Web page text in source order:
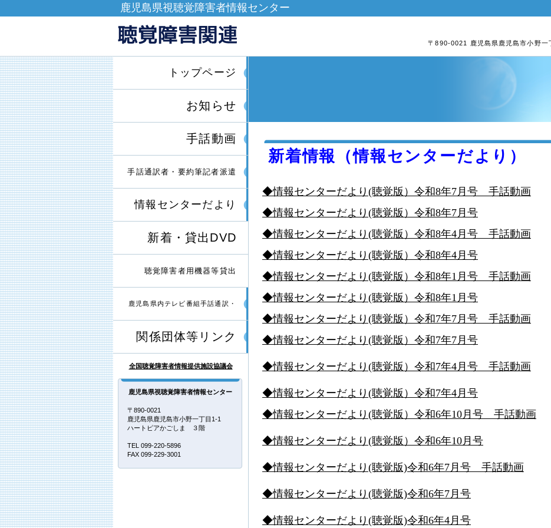
鹿児島県視聴覚障害者情報センター
〒890-0021 鹿児島県鹿児島市小野
新着情報（情報センターだより）
◆情報センターだより(聴覚版）令和8年7月号 手話動画
◆情報センターだより(聴覚版）令和8年7月号
◆情報センターだより(聴覚版）令和8年4月号 手話動画
◆情報センターだより(聴覚版）令和8年4月号
◆情報センターだより(聴覚版）令和8年1月号 手話動画
◆情報センターだより(聴覚版）令和8年1月号
◆情報センターだより(聴覚版）令和7年7月号 手話動画
◆情報センターだより(聴覚版）令和7年7月号
◆情報センターだより(聴覚版）令和7年4月号 手話動画
◆情報センターだより(聴覚版）令和7年4月号
◆情報センターだより(聴覚版）令和6年10月号 手話動画
◆情報センターだより(聴覚版）令和6年10月号
◆情報センターだより(聴覚版)令和6年7月号 手話動画
◆情報センターだより(聴覚版)令和6年7月号
◆情報センターだより(聴覚版)令和6年4月号
トップページ
お知らせ
手話動画
手話通訳者・要約筆記者派遣
情報センターだより
新着・貸出DVD
聴覚障害者用機器等貸出
鹿児島県内テレビ番組手話通訳・
字幕付き
関係団体等リンク
全国聴覚障害者情報提供施設協議会
鹿児島県視聴覚障害者情報センター
〒890-0021
鹿児島県鹿児島市小野一丁目1-1
ハートピアかごしま ３階
TEL 099-220-5896
FAX 099-229-3001